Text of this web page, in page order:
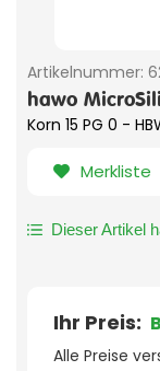
Artikelnummer:
hawo
Korn 15 PG 0 -
Merkliste
Dieser Artikel
Ihr Preis:
Alle Preise